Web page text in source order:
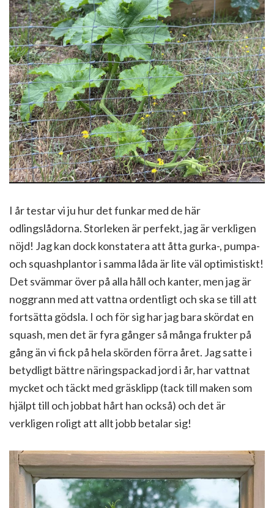
I år testar vi ju hur det funkar med de här
odlingslådorna. Storleken är perfekt, jag är verkligen
nöjd! Jag kan dock konstatera att åtta gurka-, pumpa-
och squashplantor i samma låda är lite väl optimistiskt!
Det svämmar över på alla håll och kanter, men jag är
noggrann med att vattna ordentligt och ska se till att
fortsätta gödsla. I och för sig har jag bara skördat en
squash, men det är fyra gånger så många frukter på
gång än vi fick på hela skörden förra året. Jag satte i
betydligt bättre näringspackad jord i år, har vattnat
mycket och täckt med gräsklipp (tack till maken som
hjälpt till och jobbat hårt han också) och det är
verkligen roligt att allt jobb betalar sig!